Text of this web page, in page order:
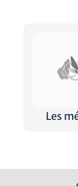
Les